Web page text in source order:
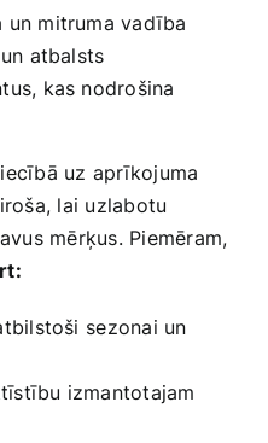
un mitruma vadība
atbalsts
kas nodrošina
uz aprīkojuma​
lai uzlabotu⁤
mērķus. Piemēram,
sezonai​ un
izmantotajam